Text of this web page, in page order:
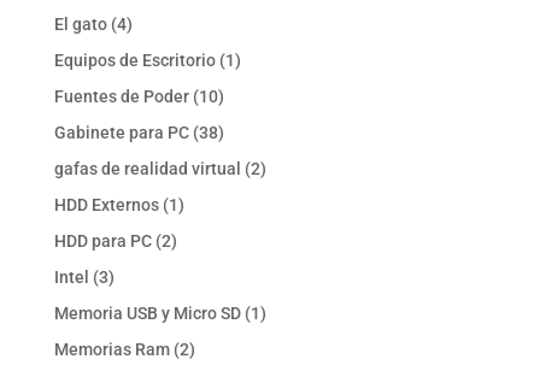
productos
El gato 44
productos
Equipos de Escritorio 11
Fuentes de Poder 1010
productos
Gabinete para PC 3838
productos
gafas de realidad virtual 22
HDD Externos 11
HDD para PC 22
Intel 33
productos
Memoria USB y Micro SD 11
Memorias Ram 22